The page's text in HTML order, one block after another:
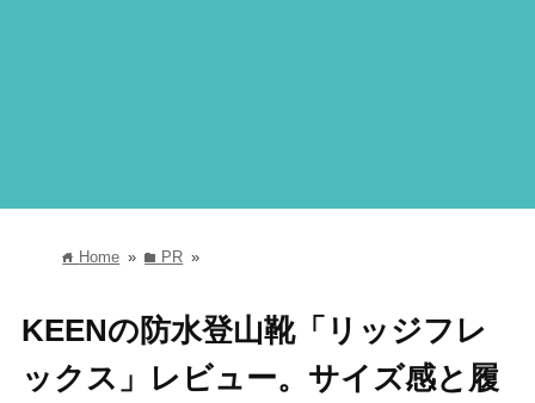
home Home » folder PR »
KEENの防水登山靴「リッジフレ
ックス」レビュー。サイズ感と履